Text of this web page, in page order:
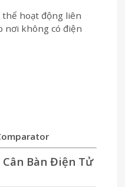
thể hoạt động liên
nơi không có điện
Bàn Điện Tử